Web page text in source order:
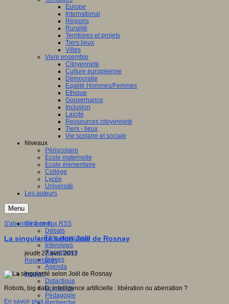
Europe
International
Régions
Ruralité
Territoires et projets
Tiers lieux
Villes
Vivre ensemble
Citoyenneté
Culture européenne
Démocratie
Egalité Hommes/Femmes
Ethique
Gouvernance
Inclusion
Laïcité
Ressources citoyenneté
Tiers - lieux
Vie scolaire et sociale
Niveaux
Périscolaire
Ecole maternelle
Ecole élémentaire
Collège
Lycée
Université
Les auteurs
Menu
S'informer
Débats
Faits marquants
Interviews
Reportages
Brèves
Agenda
Innover
Didactique
Dispositifs
Pédagogie
Recherche
S'abonner à ce flux RSS
La singularité selon Joël de Rosnay
jeudi, 27 avril 2017
Reportages
Robots, big data, intelligence artificielle : libération ou aberration ?
En savoir plus...